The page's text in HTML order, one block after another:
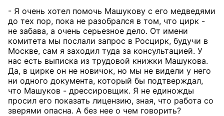
- Я очень хотел помочь Машукову с его медведями
до тех пор, пока не разобрался в том, что цирк -
не забава, а очень серьезное дело. От имени
комитета мы послали запрос в Росцирк, будучи в
Москве, сам я заходил туда за консультацией. У
нас есть выписка из трудовой книжки Машукова.
Да, в цирке он не новичок, но мы не видели у него
ни одного документа, который бы подтверждал,
что Машуков - дрессировщик. Я не единожды
просил его показать лицензию, зная, что работа со
зверями опасна. А без нее о чем говорить?